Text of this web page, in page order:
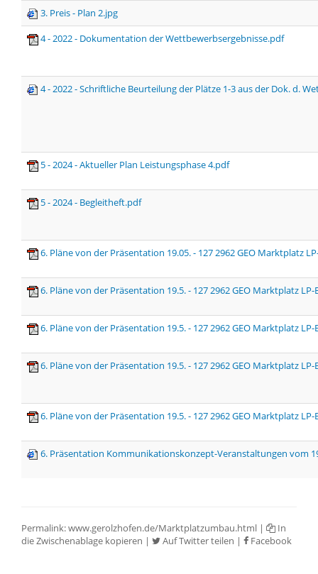
3. Preis - Plan 2.jpg
4 - 2022 - Dokumentation der Wettbewerbsergebnisse.pdf
4 - 2022 - Schriftliche Beurteilung der Plätze 1-3 aus der Dok. d.
5 - 2024 - Aktueller Plan Leistungsphase 4.pdf
5 - 2024 - Begleitheft.pdf
6. Pläne von der Präsentation 19.05. - 127 2962 GEO Marktplatz
6. Pläne von der Präsentation 19.5. - 127 2962 GEO Marktplatz
6. Pläne von der Präsentation 19.5. - 127 2962 GEO Marktplatz
6. Pläne von der Präsentation 19.5. - 127 2962 GEO Marktplatz
6. Pläne von der Präsentation 19.5. - 127 2962 GEO Marktplatz
6. Präsentation Kommunikationskonzept-Veranstaltungen vom
Permalink:www.gerolzhofen.de/Marktplatzumbau.html |
In
die Zwischenablage kopieren | Auf Twitter teilen | Facebook